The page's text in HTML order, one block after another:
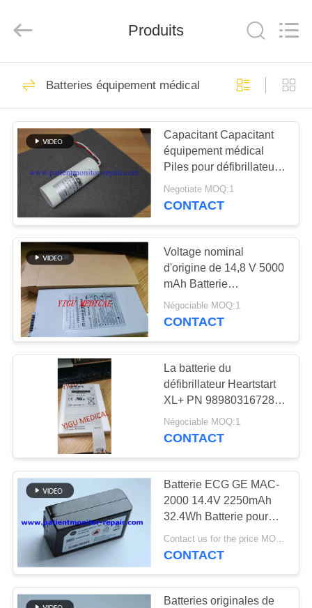
MAISON
PRODUITS
VIDÉOS
PROPOS
DE
NOUS
VISITE
L'USINE
CONTRÔLE
DE
QUALITÉ
NOUS
CONTACTER
Equipment
Service
Rights
Réparation de
moniteur patient
293
Réparation de
module de MMS
54
Pièces de
réparation de
moniteur patient
module de moniteur
patient
391
Produits
Batteries équipement médical
Capacitant Capacitant
équipement médical
Piles pour défibrillateur
HR MRX XL+
Negotiate MOQ:1
CONTACT
Voltage nominal
d'origine de 14,8 V 5000
mAh Batterie
rechargeable à ions de
lithium de haute
chaud pour équipement
médical
Négociable MOQ:1
CONTACT
La batterie du
défibrillateur Heartstart
XL+ PN 989803167281
Nouveau et original
Négociable MOQ:1
CONTACT
Batterie ECG GE MAC-
2000 14.4V 2250mAh
32.4Wh Batterie pour
équipement médical
pour moniteurs de
CONTACT
Batteries originales de